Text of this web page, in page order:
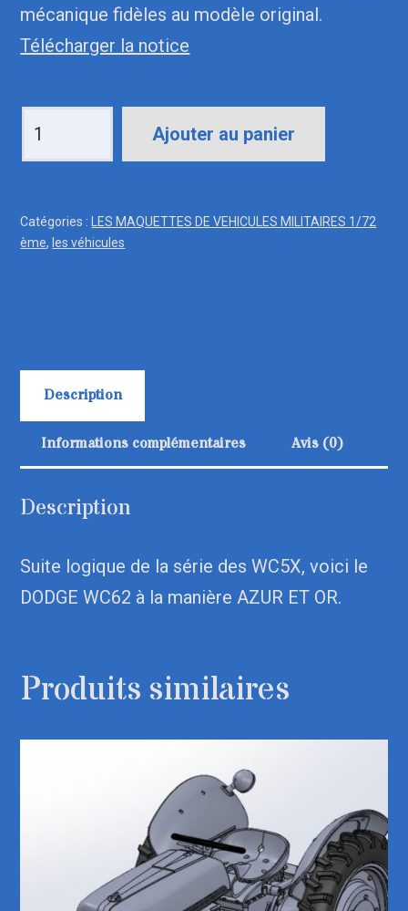
mécanique fidèles au modèle original.
Télécharger la notice
WC
Ajouter au panier
Catégories :
LES MAQUETTES DE VEHICULES MILITAIRES 1/72
ème, les véhicules
Description
Informations complémentaires Avis (0)
Description
Suite logique de la série des WC5X, voici le
DODGE WC62 à la manière AZUR ET OR.
Produits similaires